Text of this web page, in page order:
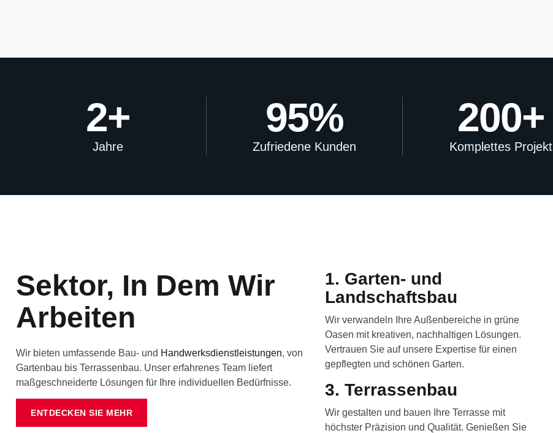
Jahre
2+
Zufriedene Kunden
95%
Komplettes Projekt
200+
Sektor, In Dem Wir
Arbeiten
Wir bieten umfassende Bau- und Handwerksdienstleistungen, von
Gartenbau bis Terrassenbau. Unser erfahrenes Team liefert
maßgeschneiderte Lösungen für Ihre individuellen Bedürfnisse.
ENTDECKEN SIE MEHR
1. Garten- und
Landschaftsbau
Wir verwandeln Ihre Außenbereiche in grüne
Oasen mit kreativen, nachhaltigen Lösungen.
Vertrauen Sie auf unsere Expertise für einen
gepflegten und schönen Garten.
3. Terrassenbau
Wir gestalten und bauen Ihre Terrasse mit
höchster Präzision und Qualität. Genießen Sie